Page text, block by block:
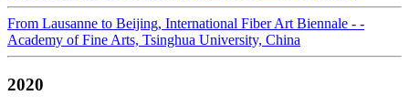
From Lausanne to Beijing, International Fiber Art Biennale - -
Academy of Fine Arts, Tsinghua University, China
2020